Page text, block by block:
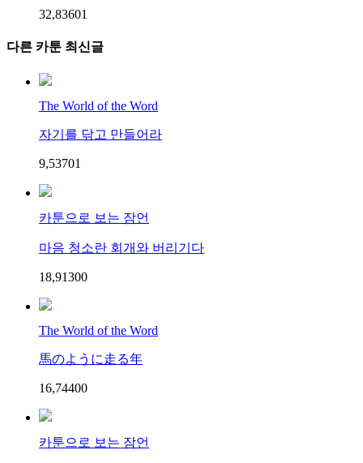
32,83601
다른 카툰 최신글
The World of the Word
자기를 닦고 만들어라
9,53701
카툰으로 보는 잠언
마음 청소란 회개와 버리기다
18,91300
The World of the Word
馬のように走る年
16,74400
카툰으로 보는 잠언